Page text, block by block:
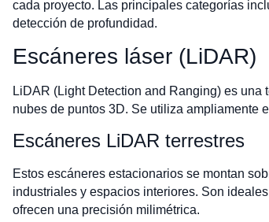
cada proyecto. Las principales categorías
detección de profundidad.
Escáneres láser (LiDAR)
LiDAR (Light Detection and Ranging) es
nubes de puntos 3D. Se utiliza ampliamente
Escáneres LiDAR terrestres
Estos escáneres estacionarios se montan
industriales y espacios interiores. Son
ofrecen una precisión milimétrica.